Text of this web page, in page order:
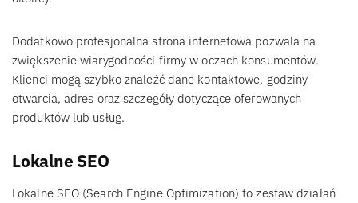
Dodatkowo profesjonalna strona internetowa pozwala na
zwiększenie wiarygodności firmy w oczach konsumentów.
Klienci mogą szybko znaleźć dane kontaktowe, godziny
otwarcia, adres oraz szczegóły dotyczące oferowanych
produktów lub usług.
Lokalne SEO
Lokalne SEO (Search Engine Optimization) to zestaw działań